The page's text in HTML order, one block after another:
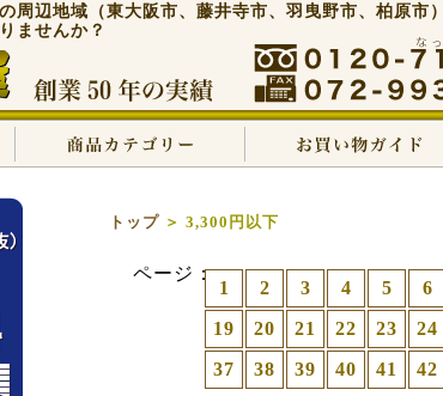
周辺地域（東大阪市、藤井寺市、羽曳野市、柏原市
ませんか？
トップ ＞ 3,300円以下
ページ：
1 2 3 4 5 6
19
20 21 22 23 24
37
38 39 40 41 42